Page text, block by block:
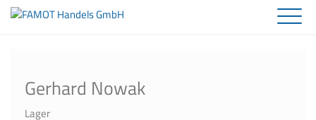
Unternehmen
Service und Kontakt
Online Shop
Gerhard Nowak
Lager